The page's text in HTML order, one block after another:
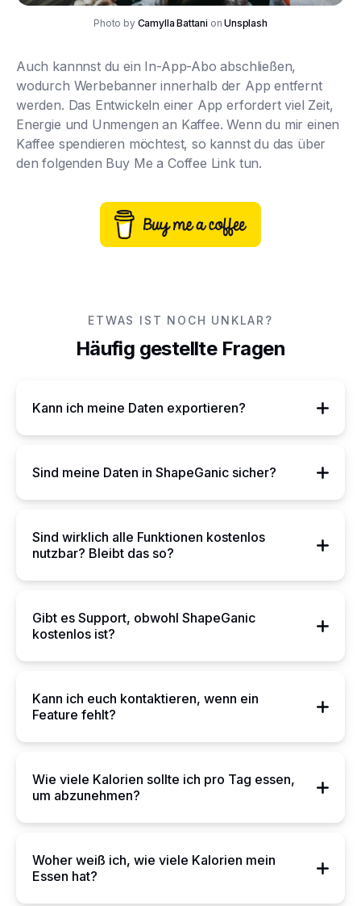
Photo by Camylla Battani onUnsplash
Auch kannnst du ein In-App-Abo abschließen,
wodurch Werbebanner innerhalb der App entfernt
werden. Das Entwickeln einer App erfordert viel Zeit,
Energie und Unmengen an Kaffee. Wenn du mir einen
Kaffee spendieren möchtest, so kannst du das über
den folgenden Buy Me a Coffee Link tun.
ETWAS IST NOCH UNKLAR?
Häufig gestellte Fragen
Kann ich meine Daten exportieren?
Sind meine Daten in ShapeGanic sicher?
Sind wirklich alle Funktionen kostenlos
nutzbar? Bleibt das so?
Gibt es Support, obwohl ShapeGanic
kostenlos ist?
Kann ich euch kontaktieren, wenn ein
Feature fehlt?
Wie viele Kalorien sollte ich pro Tag essen,
um abzunehmen?
Woher weiß ich, wie viele Kalorien mein
Essen hat?